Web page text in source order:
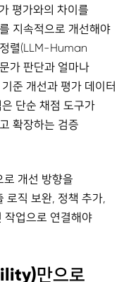
평가와의 차이를
지속적으로 개선해야
렬(LLM-Human
가 판단과 얼마나
준 개선과 평가 데이터
단순 채점 도구가
확장하는 검증
로 개선 방향을
로직 보완, 정책 추가,
작업으로 연결해야
만으로